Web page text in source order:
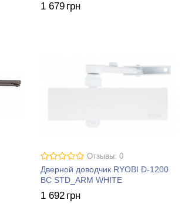
1 679 грн
Отзывы: 0
Дверной доводчик RYOBI D-1200
BC STD_ARM WHITE
1 692 грн